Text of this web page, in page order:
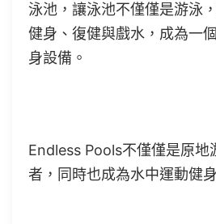
泳池，讓泳池不僅僅是游泳
健身、復健與戲水，成為一
身設備。
Endless Pools不僅僅是原地
者，同時也成為水中運動健